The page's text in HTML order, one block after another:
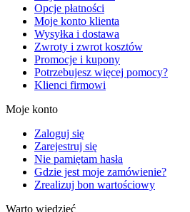
Opcje płatności
Moje konto klienta
Wysyłka i dostawa
Zwroty i zwrot kosztów
Promocje i kupony
Potrzebujesz więcej pomocy?
Klienci firmowi
Moje konto
Zaloguj się
Zarejestruj się
Nie pamiętam hasła
Gdzie jest moje zamówienie?
Zrealizuj bon wartościowy
Warto wiedzieć